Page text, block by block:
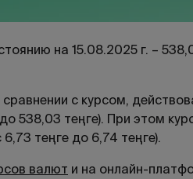
на 15.08.2025 г. –
с курсом,
538,03 теңге). При этом
теңге до 6,74 теңге).
валют и на онлайн-